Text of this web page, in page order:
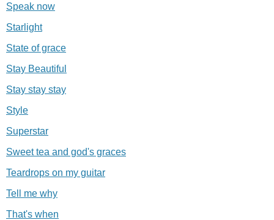
Speak now
Starlight
State of grace
Stay Beautiful
Stay stay stay
Style
Superstar
Sweet tea and god's graces
Teardrops on my guitar
Tell me why
That's when